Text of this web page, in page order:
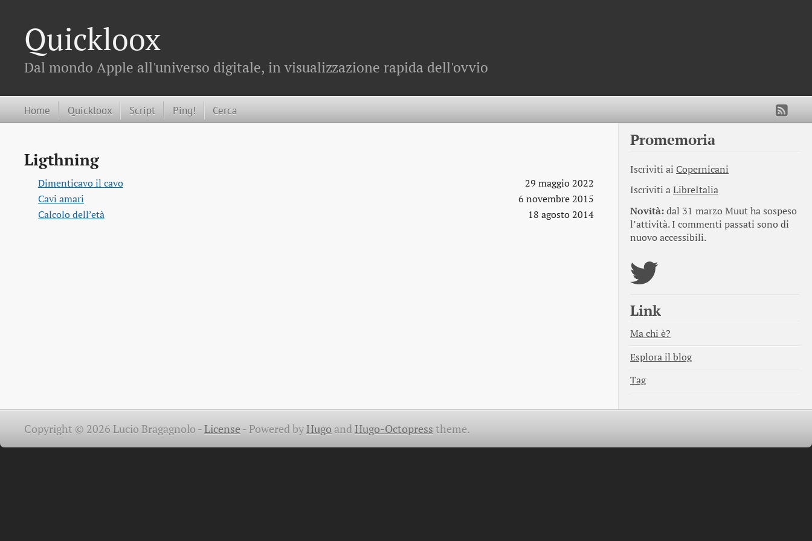
Quickloox
Dal mondo Apple all'universo digitale, in visualizzazione rapida dell'ovvio
Home Quickloox Script Ping! Cerca
Ligthning
Dimenticavo il cavo
29 maggio 2022
Cavi amari
6 novembre 2015
Calcolo dell’età
18 agosto 2014
Promemoria
Iscriviti ai Copernicani
Iscriviti aLibreItalia
Novità:dal 31 marzo Muut ha sospeso
l’attività. I commenti passati sono di
nuovo accessibili.
Link
Ma chi è?
Esplora il blog
Tag
Copyright © 2026 Lucio Bragagnolo -License -Powered byHugoandHugo-Octopress theme.